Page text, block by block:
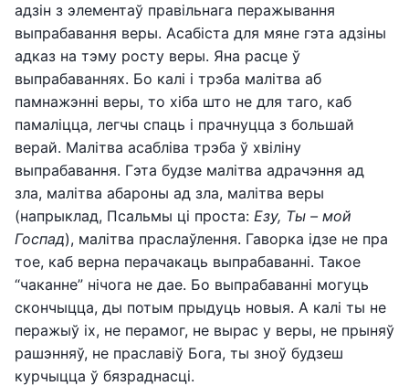
адзін з элементаў правільнага перажывання
выпрабавання веры. Асабіста для мяне гэта адзіны
адказ на тэму росту веры. Яна расце ў
выпрабаваннях. Бо калі і трэба малітва аб
памнажэнні веры, то хіба што не для таго, каб
памаліцца, легчы спаць і прачнуцца з большай
верай. Малітва асабліва трэба ў хвіліну
выпрабавання. Гэта будзе малітва адрачэння ад
зла, малітва абароны ад зла, малітва веры
(напрыклад, Псальмы ці проста: Езу, Ты – мой
Госпад), малітва праслаўлення. Гаворка ідзе не пра
тое, каб верна перачакаць выпрабаванні. Такое
“чаканне” нічога не дае. Бо выпрабаванні могуць
скончыцца, ды потым прыдуць новыя. А калі ты не
перажыў іх, не перамог, не вырас у веры, не прыняў
рашэнняў, не праславіў Бога, ты зноў будзеш
курчыцца ў бязраднасці.